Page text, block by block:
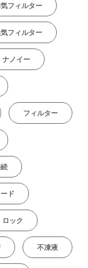
フィルター
フィルター
ナノイー
フィルター
ド
ロック
不凍液